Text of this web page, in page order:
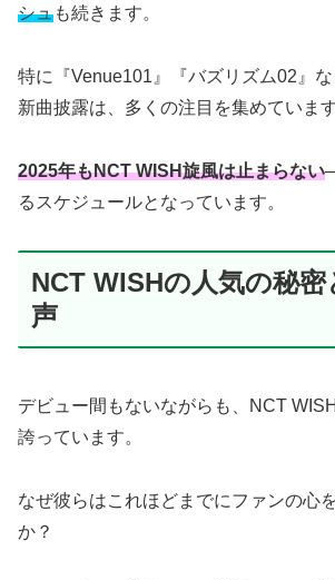
シュも続きます。
特に『Venue101』『バズリズム02』
新曲披露は、多くの注目を集めています
2025年もNCT WISH旋風は止まらない
るスケジュールとなっています。
NCT WISHの人気の秘
声
デビュー間もないながらも、NCT
誇っています。
なぜ彼らはこれほどまでにファンの心
か？